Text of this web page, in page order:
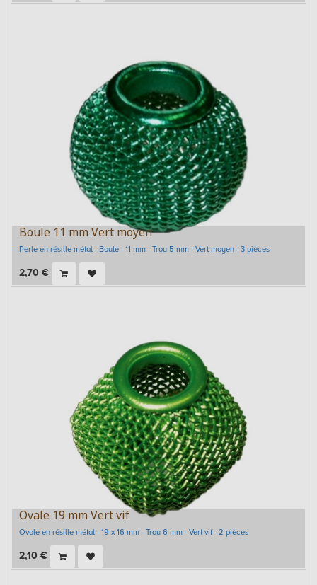
Boule 11 mm Vert moyen
Perle en résille métal - Boule - 11 mm - Trou 5 mm - Vert moyen - 3 pièces
2,70 €
Ovale 19 mm Vert vif
Ovale en résille métal - 19 x 16 mm - Trou 6 mm - Vert vif - 2 pièces
2,10 €